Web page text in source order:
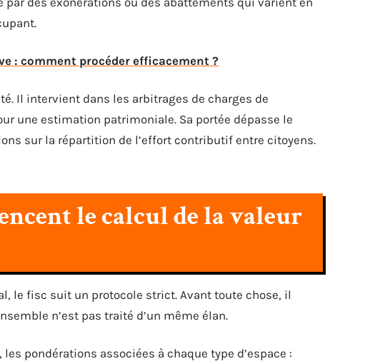
: comment procéder efficacement ?
Il intervient dans les arbitrages de charges de
une estimation patrimoniale. Sa portée dépasse le
sur la répartition de l’effort contributif entre citoyens.
le calcul de la valeur
le fisc suit un protocole strict. Avant toute chose, il
n’est pas traité d’un même élan.
pondérations associées à chaque type d’espace :